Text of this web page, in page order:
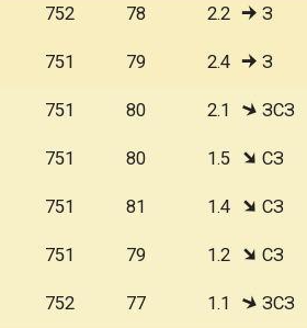
752 78 2.2 З
751 79 2.4 З
751 80 2.1 ЗСЗ
751 80 1.5 СЗ
751 81 1.4 СЗ
751 79 1.2 СЗ
752 77 1.1 ЗСЗ